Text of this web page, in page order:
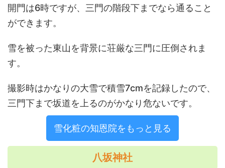
開門は6時ですが、三門の階段下までなら通ること
ができます。
雪を被った東山を背景に荘厳な三門に圧倒されま
す。
撮影時はかなりの大雪で積雪7cmを記録したので、
三門下まで坂道を上るのがかなり危ないです。
雪化粧の知恩院をもっと見る
八坂神社